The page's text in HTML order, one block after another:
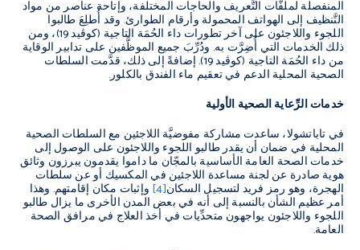
المنفصلة لملفَّات التَّعريف والحاجات المختلفة، وإتاحة عناصر من مواد
التَّنظيف إلى الهواتف المحمولة وأرقام الطوارئ. وقد أُطلِعَ طالبوا
اللجوء واللاجئون على آخر تطورات داء الحُمَة التاجية (كوڤيد 19)، ومن
ذلك الخدمات التي أُضِرَّت به. ودُرِّبَ جميع الموظَّفين على تدابير الوقاية
من داء الحُمَة التاجية (كوڤيد 19). إضافةً إلى ذلك، قدَّمت السلطات
الصحية المحلية الدعم في تعقيم ماء الفندق بالكلور.
خدمات الرِّعاية الصحية الأولية
في تاباتشولا، ساعدت مشاركة مفوضيَّة اللاجئين مع السلطات الصحية
المحلية في ضمان أن يقدر طالبو اللجوء واللاجئون على الوصول إلى
خدمات الصحة العامة الأساسية بالمجّان ما داموا يقدمون يبرزون وثائق
هوية صادرة عن لجنة مساعدة اللاجئين في المكسيك أو عن سلطات
الهجرة، وهو رمز فريد لتسجيل السكان[4] وإثبات مكان إقامتهم. وهذا
أمر عظيم الشأن بالنسبة إلى أنه في بعض المدن الأخرى ما يزال طالبو
اللجوء واللاجئون يواجهون متحدِّيات في أخذ العلاج في مرافق الصحة
العامة.